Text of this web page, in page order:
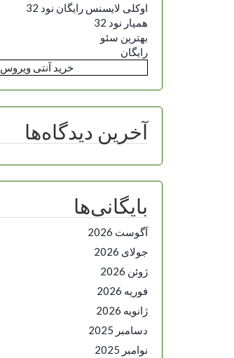
اوکلی لایسنس رایگان نود 32
همیار نود 32
بهترین سئو
رایگان
خرید آنتی ویروس
آخرین دیدگاه‌ها
بایگانی‌ها
آگوست 2026
جولای 2026
ژوئن 2026
فوریه 2026
ژانویه 2026
دسامبر 2025
نوامبر 2025